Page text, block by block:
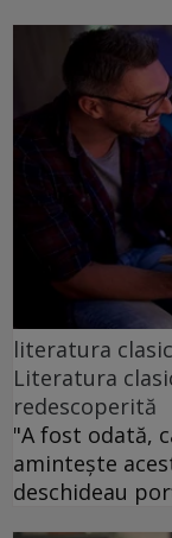
literatura
Literatura
redescoperită
"A fost odată,
amintește
deschideau